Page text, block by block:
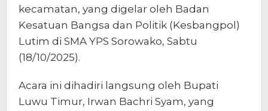
kecamatan, yang digelar oleh Badan
Kesatuan Bangsa dan Politik (Kesbangpol)
Lutim di SMA YPS Sorowako, Sabtu
(18/10/2025).
Acara ini dihadiri langsung oleh Bupati
Luwu Timur, Irwan Bachri Syam, yang